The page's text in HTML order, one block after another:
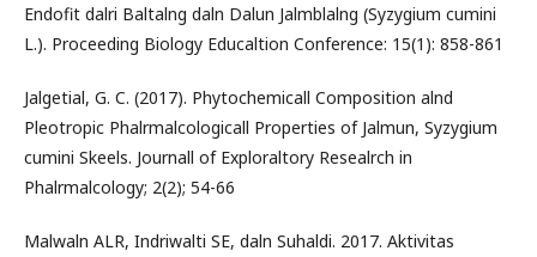
Endofit dalri Baltalng daln Dalun Jalmblalng (Syzygium cumini
L.). Proceeding Biology Educaltion Conference: 15(1): 858-861
Jalgetial, G. C. (2017). Phytochemicall Composition alnd
Pleotropic Phalrmalcologicall Properties of Jalmun, Syzygium
cumini Skeels. Journall of Exploraltory Resealrch in
Phalrmalcology; 2(2); 54-66
Malwaln ALR, Indriwalti SE, daln Suhaldi. 2017. Aktivitas